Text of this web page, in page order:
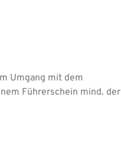
Umgang mit dem
Führerschein mind. der